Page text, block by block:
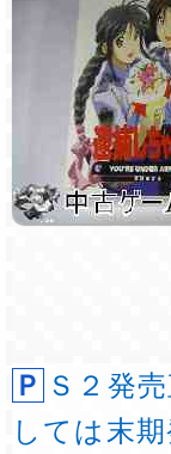
ＰＳ２発売直後に出たＰＳ用ソフト。 ＰＳソフトと
しては末